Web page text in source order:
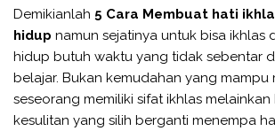
Demikianlah 5 Cara Membuat hati
hidup namun sejatinya untuk bisa ikhlas
hidup butuh waktu yang tidak sebentar
belajar. Bukan kemudahan yang mampu
seseorang memiliki sifat ikhlas
kesulitan yang silih berganti menempa